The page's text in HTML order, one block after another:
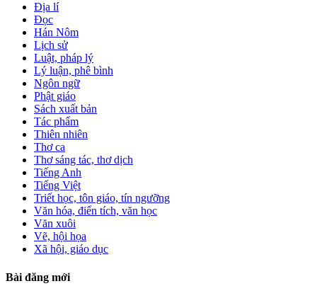
Địa lí
Đọc
Hán Nôm
Lịch sử
Luật, pháp lý
Lý luận, phê bình
Ngôn ngữ
Phật giáo
Sách xuất bản
Tác phẩm
Thiên nhiên
Thơ ca
Thơ sáng tác, thơ dịch
Tiếng Anh
Tiếng Việt
Triết học, tôn giáo, tín ngưỡng
Văn hóa, điển tích, văn học
Văn xuôi
Vẽ, hội họa
Xã hội, giáo dục
Bài đăng mới